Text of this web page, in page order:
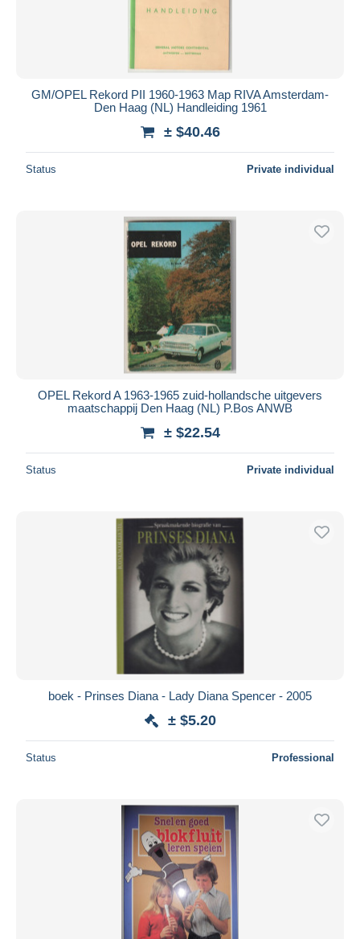
GM/OPEL Rekord PII 1960-1963 Map RIVA Amsterdam-
Den Haag (NL) Handleiding 1961
± $40.46
Status Private individual
OPEL Rekord A 1963-1965 zuid-hollandsche uitgevers
maatschappij Den Haag (NL) P.Bos ANWB
± $22.54
Status Private individual
boek - Prinses Diana - Lady Diana Spencer - 2005
± $5.20
Status Professional